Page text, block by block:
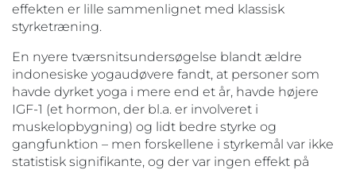
effekten er lille sammenlignet med klassisk
styrketræning.
En nyere tværsnitsundersøgelse blandt ældre
indonesiske yogaudøvere fandt, at personer som
havde dyrket yoga i mere end et år, havde højere
IGF-1 (et hormon, der bl.a. er involveret i
muskelopbygning) og lidt bedre styrke og
gangfunktion – men forskellene i styrkemål var ikke
statistisk signifikante, og der var ingen effekt på